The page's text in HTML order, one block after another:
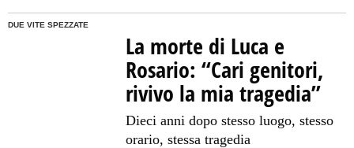
DUE VITE SPEZZATE
La morte di Luca e
Rosario: “Cari genitori,
rivivo la mia tragedia”
Dieci anni dopo stesso luogo, stesso
orario, stessa tragedia